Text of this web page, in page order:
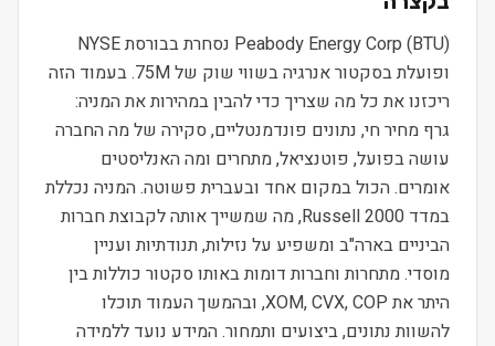
Peabody Energy Corp (BTU) נסחרת בבורסת NYSE
ופועלת בסקטור אנרגיה בשווי שוק של 75M. בעמוד הזה
ריכזנו את כל מה שצריך כדי להבין במהירות את המניה:
גרף מחיר חי, נתונים פונדמנטליים, סקירה של מה החברה
עושה בפועל, פוטנציאל, מתחרים ומה האנליסטים
אומרים. הכול במקום אחד ובעברית פשוטה. המניה נכללת
במדד Russell 2000, מה שמשייך אותה לקבוצת חברות
הביניים בארה"ב ומשפיע על נזילות, תנודתיות ועניין
מוסדי. מתחרות וחברות דומות באותו סקטור כוללות בין
היתר את XOM, CVX, COP, ובהמשך העמוד תוכלו
להשוות נתונים, ביצועים ותמחור. המידע נועד ללמידה